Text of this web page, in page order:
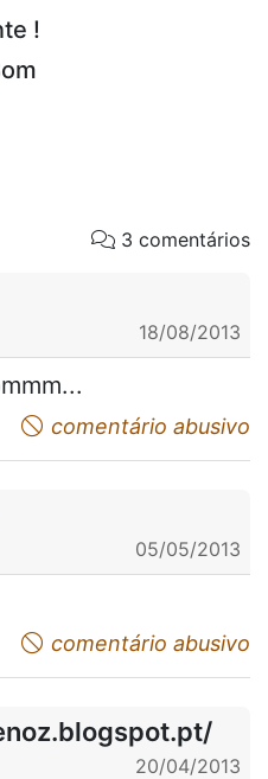
!
3 comentários
18/08/2013
comentário abusivo
05/05/2013
comentário abusivo
20/04/2013